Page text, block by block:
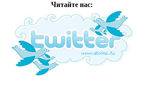
Читайте нас: